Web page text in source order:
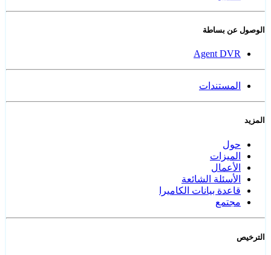
الوصول عن بساطة
Agent DVR
المستندات
المزيد
حول
الميزات
الأعمال
الأسئلة الشائعة
قاعدة بيانات الكاميرا
مجتمع
الترخيص